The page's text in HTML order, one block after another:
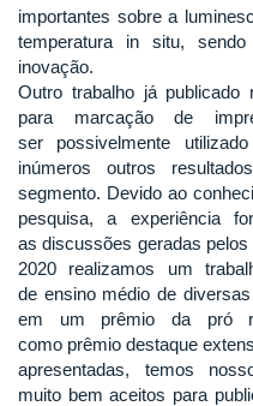
importantes sobre a
temperatura in situ,
inovação.
Outro trabalho já publicado
para marcação de
ser possivelmente
inúmeros outros
segmento. Devido ao
pesquisa, a experiência
as discussões geradas
2020 realizamos um
de ensino médio de
em um prêmio da pró
como prêmio destaque
apresentadas, temos
muito bem aceitos para